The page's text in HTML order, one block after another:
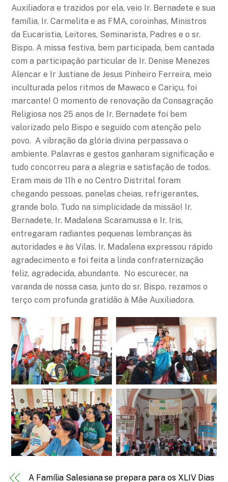
Auxiliadora e trazidos por ela, veio Ir. Bernadete e sua
família, Ir. Carmelita e as FMA, coroinhas, Ministros
da Eucaristia, Leitores, Seminarista, Padres e o sr.
Bispo. A missa festiva, bem participada, bem cantada
com a participação particular de Ir. Denise Menezes
Alencar e Ir Justiane de Jesus Pinheiro Ferreira, meio
inculturada pelos ritmos de Mawaco e Cariçu, foi
marcante! O momento de renovação da Consagração
Religiosa nos 25 anos de Ir. Bernadete foi bem
valorizado pelo Bispo e seguido com atenção pelo
povo. A vibração da glória divina perpassava o
ambiente. Palavras e gestos ganharam significação e
tudo concorreu para a alegria e satisfação de todos.
Eram mais de 11h e no Centro Distrital foram
chegando pessoas, panelas cheias, refrigerantes,
grande bolo. Tudo na simplicidade da missão! Ir.
Bernadete, Ir. Madalena Scaramussa e Ir. Iris,
entregaram radiantes pequenas lembranças às
autoridades e às Vilas. Ir. Madalena expressou rápido
agradecimento e foi feita a linda confraternização
feliz, agradecida, abundante. No escurecer, na
varanda de nossa casa, junto do sr. Bispo, rezamos o
terço com profunda gratidão à Mãe Auxiliadora.
A Família Salesiana se prepara para os XLIV Dias